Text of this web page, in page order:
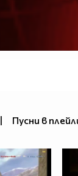
| Пусни в